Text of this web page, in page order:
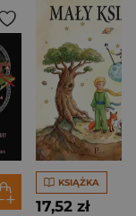
KSIĄŻKA
17,52 zł